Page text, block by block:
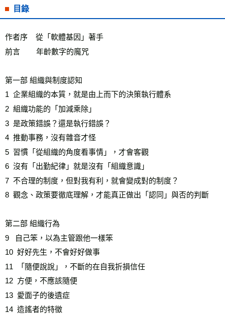
目錄
作者序    從「軟體基因」著手
前言        年齡數字的魔咒
第一部 組織與制度認知
1  企業組織的本質，就是由上而下的決策執行體系
2  組織功能的「加減乘除」
3  是政策錯誤？還是執行錯誤？
4  推動事務，沒有雜音才怪
5  習慣「從組織的角度看事情」，才會客觀
6  沒有「出勤紀律」就是沒有「組織意識」
7  不合理的制度，但對我有利，就會變成對的制度？
8  觀念、政策要徹底理解，才能真正做出「認同」與否的判斷
第二部 組織行為
9   自己笨，以為主管跟他一樣笨
10  好好先生，不會好好做事
11  「隨便說說」，不斷的在自我折損信任
12  方便，不應該隨便
13  愛面子的後遺症
14  造謠者的特徵